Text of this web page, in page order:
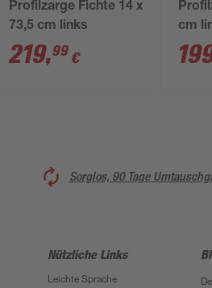
Profilzarge Fichte 14 x
73,5 cm links
219,99 €
cm
Sorglos, 90 Tage
Nützliche Links
Leichte Sprache